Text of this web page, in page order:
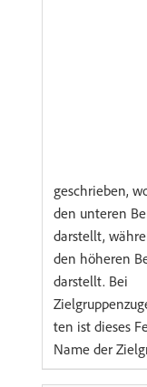
geschrieben,
den unteren
darstellt,
den höheren
darstellt. Bei
ten ist dieses
Name der